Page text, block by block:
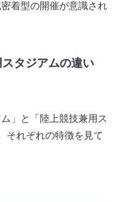
着型の開催が意識され
タジアムの違い
」と「陸上競技兼用ス
それぞれの特徴を見て